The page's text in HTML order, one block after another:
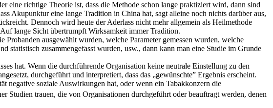
eine richtige Theorie ist, dass die Methode schon lange praktiziert wird, dann sind
Akupunktur eine lange Tradition in China hat, sagt alleine noch nichts darüber aus,
Dennoch wird heute der Aderlass nicht mehr allgemein als Heilmethode
lange Sicht übertrumpft Wirksamkeit immer Tradition.
ausgewählt wurden, welche Parameter gemessen wurden, welche
zusammengefasst wurden, usw., dann kann man eine Studie im Grunde
hat. Wenn die durchführende Organisation keine neutrale Einstellung zu den
durchgeführt und interpretiert, dass das „gewünschte” Ergebnis erscheint.
negative soziale Auswirkungen hat, oder wenn ein Tabakkonzern die
Studien trauen, die von Organisationen durchgeführt oder beauftragt werden, denen